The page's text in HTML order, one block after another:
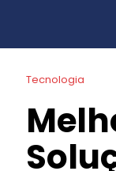
Tecnologia